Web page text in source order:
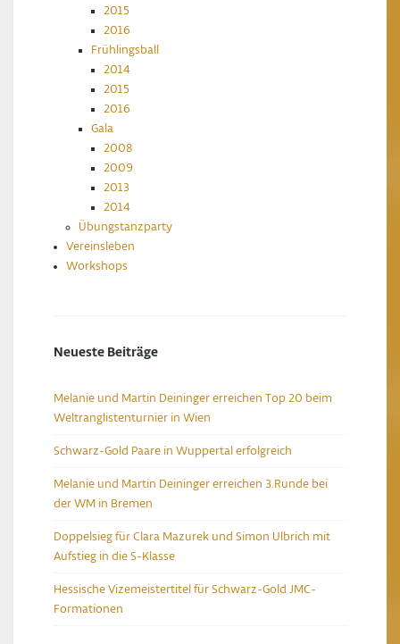
2015
2016
Frühlingsball
2014
2015
2016
Gala
2008
2009
2013
2014
Übungstanzparty
Vereinsleben
Workshops
Neueste Beiträge
Melanie und Martin Deininger erreichen Top 20 beim
Weltranglistenturnier in Wien
Schwarz-Gold Paare in Wuppertal erfolgreich
Melanie und Martin Deininger erreichen 3.Runde bei
der WM in Bremen
Doppelsieg für Clara Mazurek und Simon Ulbrich mit
Aufstieg in die S-Klasse
Hessische Vizemeistertitel für Schwarz-Gold JMC-
Formationen